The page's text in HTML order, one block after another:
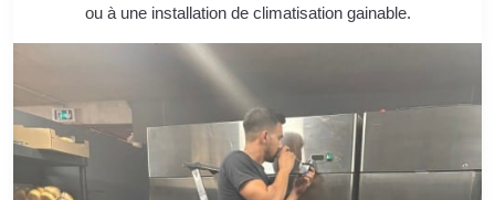
ou à une installation de climatisation gainable.